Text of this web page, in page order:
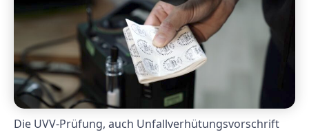
Die UVV-Prüfung, auch Unfallverhütungsvorschrift